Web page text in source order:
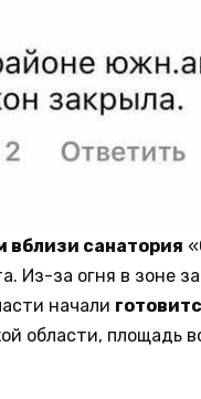
вблизи санатория
Из-за огня в зоне
начали
области, площадь